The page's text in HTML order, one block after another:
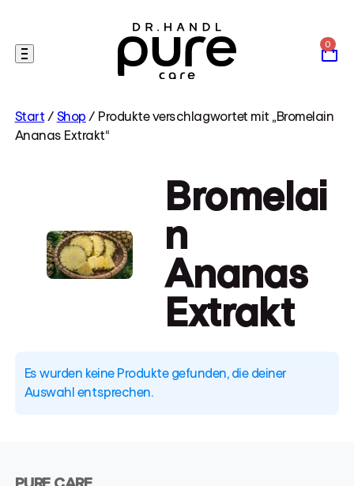
content
Start/Shop/ Produkte verschlagwortet mit „Bromelain
Ananas Extrakt“
Bromelai
n
Ananas
Extrakt
Es wurden keine Produkte gefunden, die deiner
Auswahl entsprechen.